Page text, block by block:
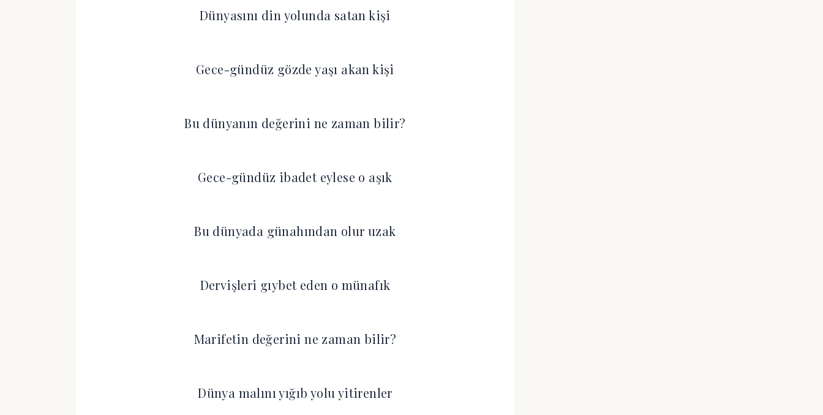
Dünyasını din yolunda satan kişi
Gece-gündüz gözde yaşı akan kişi
Bu dünyanın değerini ne zaman bilir?
Gece-gündüz ibadet eylese o aşık
Bu dünyada günahından olur uzak
Dervişleri gıybet eden o münafık
Marifetin değerini ne zaman bilir?
Dünya malını yığıb yolu yitirenler